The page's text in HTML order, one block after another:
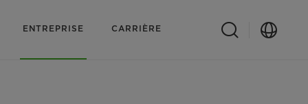
ENTREPRISE CARRIÈRE